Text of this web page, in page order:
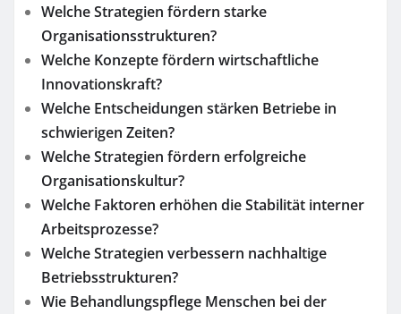
Welche Strategien fördern starke
Organisationsstrukturen?
Welche Konzepte fördern wirtschaftliche
Innovationskraft?
Welche Entscheidungen stärken Betriebe in
schwierigen Zeiten?
Welche Strategien fördern erfolgreiche
Organisationskultur?
Welche Faktoren erhöhen die Stabilität interner
Arbeitsprozesse?
Welche Strategien verbessern nachhaltige
Betriebsstrukturen?
Wie Behandlungspflege Menschen bei der